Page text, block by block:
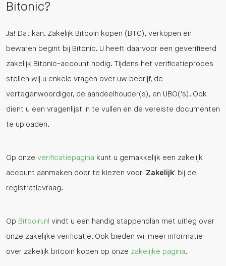
Bitonic?
Ja! Dat kan. Zakelijk Bitcoin kopen (BTC), verkopen en
bewaren begint bij Bitonic. U heeft daarvoor een geverifieerd
zakelijk Bitonic-account nodig. Tijdens het verificatieproces
stellen wij u enkele vragen over uw bedrijf, de
vertegenwoordiger, de aandeelhouder(s), en UBO('s). Ook
dient u een vragenlijst in te vullen en de vereiste documenten
te uploaden.
Op onze verificatiepagina kunt u gemakkelijk een zakelijk
account aanmaken door te kiezen voor 'Zakelijk' bij de
registratievraag.
Op Bitcoin.nl vindt u een handig stappenplan met uitleg over
onze zakelijke verificatie. Ook bieden wij meer informatie
over zakelijk bitcoin kopen op onze zakelijke pagina.